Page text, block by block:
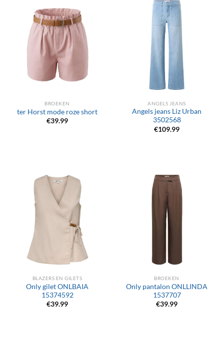
BROEKEN
ter Horst mode roze short
€39.99
ANGELS JEANS
Angels jeans Liz Urban
3502568
€109.99
BLAZERS EN GILETS
Only gilet ONLBAIA
15374592
€39.99
BROEKEN
Only pantalon ONLLINDA
1537707
€39.99